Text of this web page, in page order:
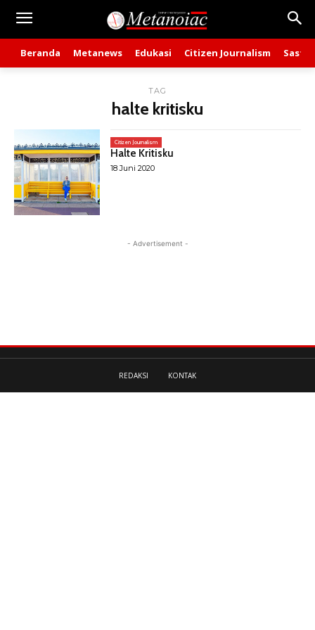
Beranda Metanews Edukasi Citizen Journalism Sastra
TAG
halte kritisku
Citizen Journalism
Halte Kritisku
18 Juni 2020
- Advertisement -
REDAKSI KONTAK